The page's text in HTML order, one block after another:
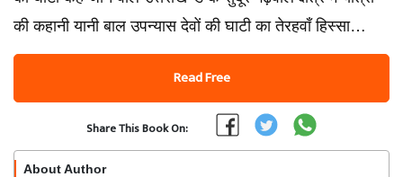
की कहानी यानी बाल उपन्यास देवों की घाटी का तेरहवाँ हिस्सा…
Read Free
Share This Book On:
About Author